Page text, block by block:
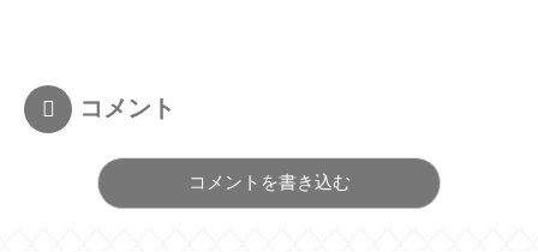
コメント
コメントを書き込む